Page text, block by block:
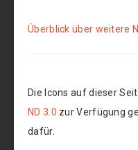
Überblick über weitere
Die Icons auf dieser
ND 3.0 zur Verfügung
dafür.